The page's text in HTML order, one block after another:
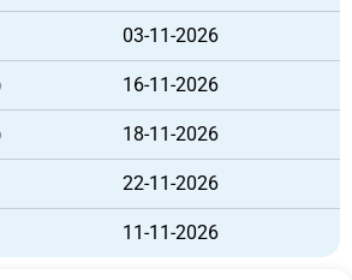
03-11-2026
16-11-2026
18-11-2026
22-11-2026
11-11-2026